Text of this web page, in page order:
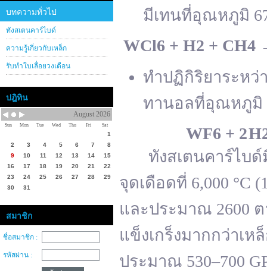
บทความทั่วไป
ทังสเตนคาร์ไบด์
ความรู้เกี่ยวกับเหล็ก
รับทำใบเลื่อยวงเดือน
ปฎิทิน
August 2026
Sun Mon Tue Wed Thu Fri Sat
1
2
3 4 5 6 7
8
9
10 11 12 13 14
15
16
17 18 19 20 21
22
23
24 25 26 27 28
29
30
31
สมาชิก
ชื่อสมาชิก :
รหัสผ่าน :
มีเทนที่อุณหภูมิ
WCl6 + H2 + CH4
ทำปฏิกิริยาระหว่
ทานอลที่อุณหภูมิ
WF6 + 2 H
ทังสเตนคาร์ไบด์มี
จุดเดือดที่ 6,000 °C
และประมาณ 2600
แข็งเกร็งมากกว่าเ
ประมาณ 530–700